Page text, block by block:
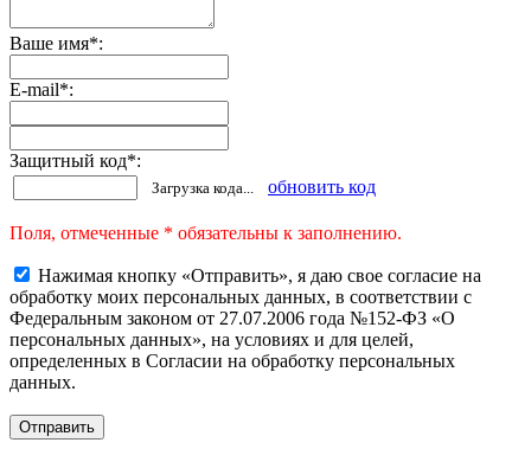
Ваше имя*:
E-mail*:
Защитный код*:
Загрузка кода... обновить код
Поля, отмеченные * обязательны к заполнению.
Нажимая кнопку «Отправить», я даю свое согласие на
обработку моих персональных данных, в соответствии с
Федеральным законом от 27.07.2006 года №152-ФЗ «О
персональных данных», на условиях и для целей,
определенных в Согласии на обработку персональных
данных.